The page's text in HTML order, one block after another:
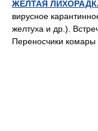
ЖЁЛТАЯ
вирусное
желтуха и др.).
Переносчики